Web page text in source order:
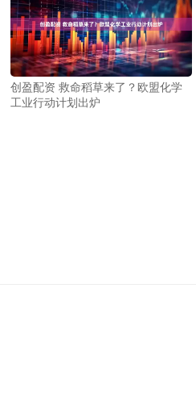
创盈配资 救命稻草来了？欧盟化学
工业行动计划出炉